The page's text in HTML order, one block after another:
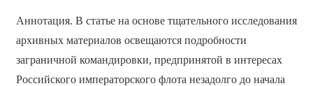
Аннотация. В статье на основе тщательного исследования
архивных материалов освещаются подробности
заграничной командировки, предпринятой в интересах
Российского императорского флота незадолго до начала